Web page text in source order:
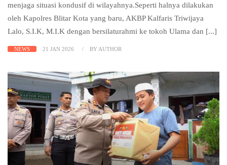
menjaga situasi kondusif di wilayahnya.Seperti halnya dilakukan
oleh Kapolres Blitar Kota yang baru, AKBP Kalfaris Triwijaya
Lalo, S.I.K, M.I.K dengan bersilaturahmi ke tokoh Ulama dan [...]
NEWS 21 JAN 2026 BY AUTHOR